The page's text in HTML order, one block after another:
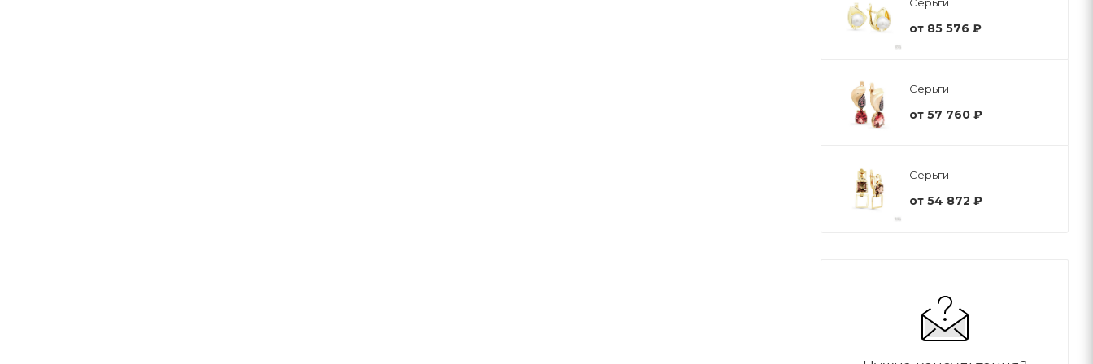
Серьги
от 85 576 ₽
Серьги
от 57 760 ₽
Серьги
от 54 872 ₽